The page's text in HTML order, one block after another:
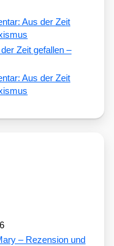
Aus der Zeit
Zeit gefallen –
Aus der Zeit
– Rezension und